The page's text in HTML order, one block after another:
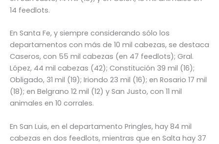
14 feedlots.
En Santa Fe, y siempre considerando sólo los
departamentos con más de 10 mil cabezas, se destaca
Caseros, con 55 mil cabezas (en 47 feedlots); Gral.
López, 44 mil cabezas (42); Constitución 39 mil (16);
Obligado, 31 mil (19); Iriondo 23 mil (16); en Rosario 17 mil
(18); en Belgrano 12 mil (12) y San Justo, con 11 mil
animales en 10 corrales.
En San Luis, en el departamento Pringles, hay 84 mil
cabezas en dos feedlots, mientras que en Salta hay 37